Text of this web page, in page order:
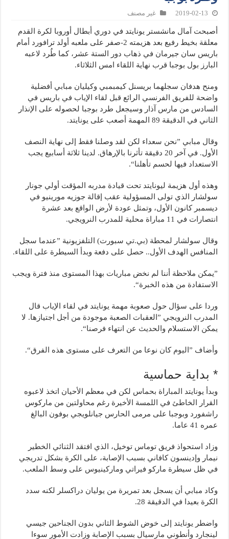
2019-02-13 غير مصنف
أصبحت آمال مانشستر يونايتد في دوري أبطال أوروبا لكرة القدم
معلقة بخيط رفيع بعد هزيمته 2-صفر على ملعبه أولد ترافورد أمام
باريس سان جيرمان في ذهاب دور الستة عشر، كما طُرد لاعبه
البارز بول بوجبا قرب نهاية اللقاء امس الثلاثاء.
ومنح هدفان سجلهما بريسنل كيمبمبي وكيليان مبابي أفضلية
واضحة للفريق الفرنسي الرائع قبل لقاء الإياب في باريس في
السادس من مارس آذار وسيجعل طرد بوجبا لحصوله على الإنذار
الثاني في الدقيقة 89 المهمة أصعب على يونايتد.
وقال مبابي ”نحن سعداء لكن لقد وصلنا فقط إلى نهاية النصف
الأول. في آخر 20 دقيقة تأثرنا بالإرهاق. لدينا ثلاثة أسابيع يجب
الاستعداد فيها لحسم تأهلنا“.
وهذه أول هزيمة ليونايتد تحت قيادة مدربه المؤقت أولي جونار
سولشار الذي تولى المسؤولية عقب إقالة جوزيه مورينيو في
ديسمبر كانون الأول، وتمثل عودة لأرض الواقع بعد عشرة
انتصارات في 11 مباراة محلية للمدرب النرويجي.
وقال سولشار لمحطة (بي.تي سبورت) التلفزيونية ”عندما سجل
المنافس الهدف الأول.. حصل على دفعة وبدأ السيطرة على اللقاء.
”يمكن ملاحظة أننا لم نخض مباريات بهذا المستوى منذ فترة ويجب
الاستفادة من هذه الخبرة“.
وردا على سؤال حول صعوبة مهمة يونايتد في لقاء الإياب قال
المدرب النرويجي ”العقبات الصعبة موجودة من أجل اجتيازها. لا
يمكن الاستسلام والحديث عن انتهاء فرصنا“.
وأضاف ”اليوم كان نوعا من التعرف على مستوى هذه الفرق“.
* بداية حماسية
وبدأ يونايتد المباراة بحماس لكن في معظم الأحيان اتخذ لاعبوه
القرار الخاطئ في اللمسة الأخيرة رغم محاولتين من ماركوس
راشفورد وبوجبا على مرمى الحارس جيانلويجي بوفون البالغ
عمره 41 عاما.
وزاد استحواذ فريق توماس توخيل، الذي افتقد الثنائي الخطير
نيمار وإدينسون كافاني بسبب الإصابة، على الكرة بشكل تدريجي
في ظل سيطرة ماركو فيراتي وماركينيوس على وسط الملعب.
وكاد مبابي أن يسجل بعد تمريرة من يوليان دراكسلر لكنه سدد
الكرة بعيدا في الدقيقة 28.
واضطر يونايتد إلى خوض الشوط الثاني بدون الجناحين جيسي
لينجارد وأنطوني مارسيال بسبب الإصابة وزادت الأمور سوءا